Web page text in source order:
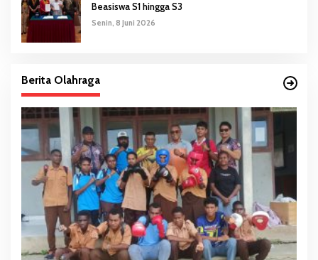
Beasiswa S1 hingga S3
Senin, 8 Juni 2026
Berita Olahraga